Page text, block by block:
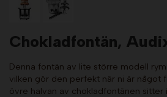
Chokladfontän,
Denna fontän av lite större modell
vilken gör den perfekt när ni är något
övre halvan av chokladfontänen